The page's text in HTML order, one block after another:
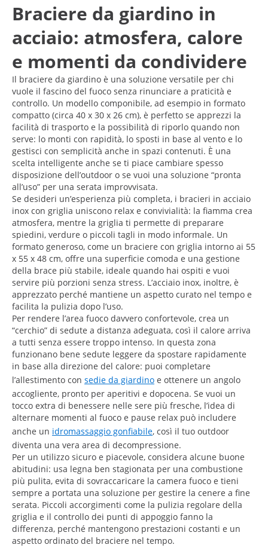
Braciere da giardino in
acciaio: atmosfera, calore
e momenti da condividere
Il braciere da giardino è una soluzione versatile per chi
vuole il fascino del fuoco senza rinunciare a praticità e
controllo. Un modello componibile, ad esempio in formato
compatto (circa 40 x 30 x 26 cm), è perfetto se apprezzi la
facilità di trasporto e la possibilità di riporlo quando non
serve: lo monti con rapidità, lo sposti in base al vento e lo
gestisci con semplicità anche in spazi contenuti. È una
scelta intelligente anche se ti piace cambiare spesso
disposizione dell’outdoor o se vuoi una soluzione “pronta
all’uso” per una serata improvvisata.
Se desideri un’esperienza più completa, i bracieri in acciaio
inox con griglia uniscono relax e convivialità: la fiamma crea
atmosfera, mentre la griglia ti permette di preparare
spiedini, verdure o piccoli tagli in modo informale. Un
formato generoso, come un braciere con griglia intorno ai 55
x 55 x 48 cm, offre una superficie comoda e una gestione
della brace più stabile, ideale quando hai ospiti e vuoi
servire più porzioni senza stress. L’acciaio inox, inoltre, è
apprezzato perché mantiene un aspetto curato nel tempo e
facilita la pulizia dopo l’uso.
Per rendere l’area fuoco davvero confortevole, crea un
“cerchio” di sedute a distanza adeguata, così il calore arriva
a tutti senza essere troppo intenso. In questa zona
funzionano bene sedute leggere da spostare rapidamente
in base alla direzione del calore: puoi completare
l’allestimento con sedie da giardino e ottenere un angolo
accogliente, pronto per aperitivi e dopocena. Se vuoi un
tocco extra di benessere nelle sere più fresche, l’idea di
alternare momenti al fuoco e pause relax può includere
anche un idromassaggio gonfiabile, così il tuo outdoor
diventa una vera area di decompressione.
Per un utilizzo sicuro e piacevole, considera alcune buone
abitudini: usa legna ben stagionata per una combustione
più pulita, evita di sovraccaricare la camera fuoco e tieni
sempre a portata una soluzione per gestire la cenere a fine
serata. Piccoli accorgimenti come la pulizia regolare della
griglia e il controllo dei punti di appoggio fanno la
differenza, perché mantengono prestazioni costanti e un
aspetto ordinato del braciere nel tempo.